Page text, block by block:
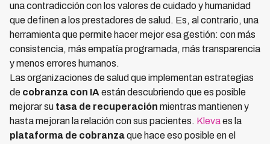
una contradicción con los valores de cuidado y humanidad
que definen a los prestadores de salud. Es, al contrario, una
herramienta que permite hacer mejor esa gestión: con más
consistencia, más empatía programada, más transparencia
y menos errores humanos.
Las organizaciones de salud que implementan estrategias
de cobranza con IA están descubriendo que es posible
mejorar su tasa de recuperación mientras mantienen y
hasta mejoran la relación con sus pacientes. Klevaes la
plataforma de cobranzaque hace eso posible en el